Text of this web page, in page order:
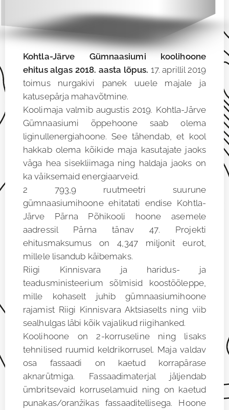
Kohtla-Järve Gümnaasiumi koolihoone
ehitus algas 2018. aasta lõpus. 17. aprillil 2019
toimus nurgakivi panek uuele majale ja
katusepärja mahavõtmine.
Koolimaja valmib augustis 2019. Kohtla-Järve
Gümnaasiumi õppehoone saab olema
liginullenergiahoone. See tähendab, et kool
hakkab olema kõikide maja kasutajate jaoks
väga hea sisekliimaga ning haldaja jaoks on
ka väiksemaid energiaarveid.
2 793,9 ruutmeetri suurune
gümnaasiumihoone ehitatati endise Kohtla-
Järve Pärna Põhikooli hoone asemele
aadressil Pärna tänav 47. Projekti
ehitusmaksumus on 4,347 miljonit eurot,
millele lisandub käibemaks.
Riigi Kinnisvara ja haridus- ja
teadusministeerium sõlmisid koostööleppe,
mille kohaselt juhib gümnaasiumihoone
rajamist Riigi Kinnisvara Aktsiaselts ning viib
sealhulgas läbi kõik vajalikud riigihanked.
Koolihoone on 2-korruseline ning lisaks
tehnilised ruumid keldrikorrusel. Maja valdav
osa fassaadi on kaetud korrapärase
aknarütmiga. Fassaadimaterjal jäljendab
ümbritsevaid korruselamuid ning on kaetud
punakas/oranžikas fassaaditellisega. Hoone